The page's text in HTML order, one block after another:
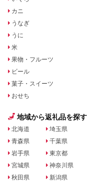
カニ
うなぎ
うに
米
果物・フルーツ
ビール
菓子・スイーツ
おせち
地域から返礼品を探す
北海道
青森県
岩手県
宮城県
秋田県
埼玉県
千葉県
東京都
神奈川県
新潟県